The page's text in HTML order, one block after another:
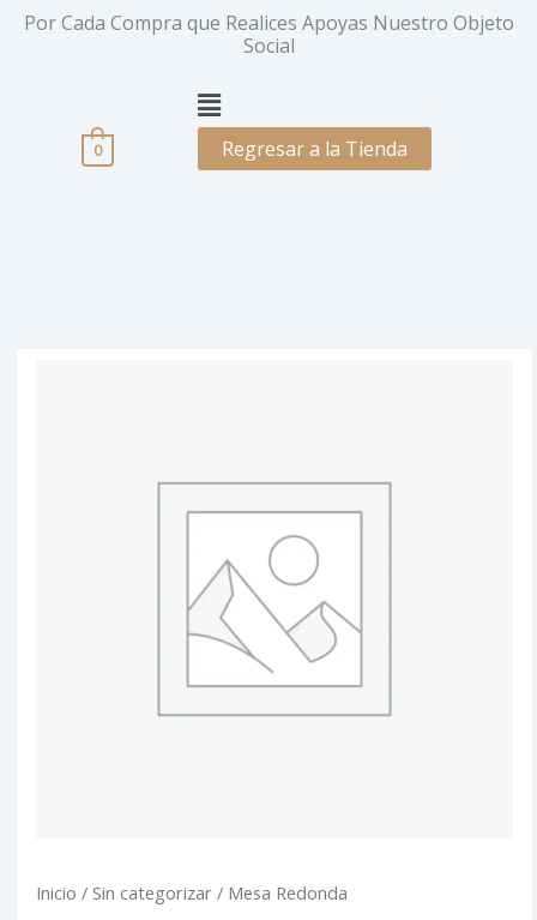
Por Cada Compra que Realices Apoyas Nuestro Objeto
Social
Menú
0 Regresar a la Tienda
Inicio / Sin categorizar/ Mesa Redonda